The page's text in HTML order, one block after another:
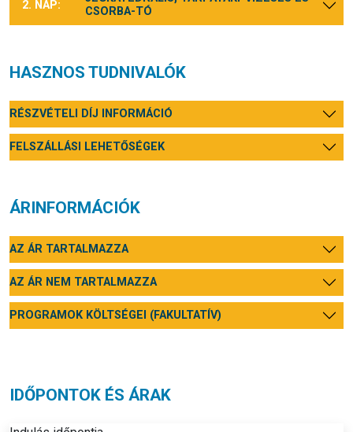
2. NAP:
CSORBA-TÓ
HASZNOS TUDNIVALÓK
RÉSZVÉTELI DÍJ INFORMÁCIÓ
FELSZÁLLÁSI LEHETŐSÉGEK
ÁRINFORMÁCIÓK
AZ ÁR TARTALMAZZA
AZ ÁR NEM TARTALMAZZA
PROGRAMOK KÖLTSÉGEI (FAKULTATÍV)
IDŐPONTOK ÉS ÁRAK